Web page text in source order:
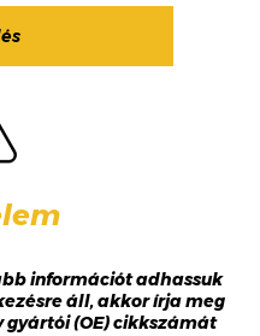
információt adhassuk
áll, akkor írja meg
(OE) cikkszámát